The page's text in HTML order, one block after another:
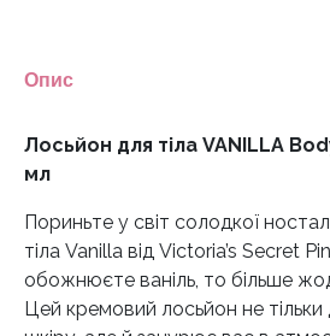
Опис
Лосьйон для тіла VANILLA
мл
Пориньте у світ солодкої
тіла Vanilla від Victoria’s Secret
обожнюєте ваніль, то більше
Цей кремовий лосьйон не